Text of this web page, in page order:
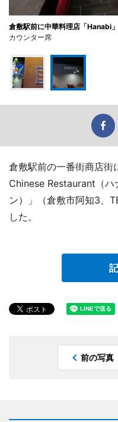
倉敷駅前に中華料理店「Hanabi
カウンター席
倉敷駅前の一番街商店
Chinese Restaurant（ハ
ン）」（倉敷市阿知3、
した。
前の写真